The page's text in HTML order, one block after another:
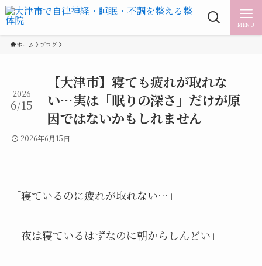
MENU
ホーム ブログ
【大津市】寝ても疲れが取れな
い…実は「眠りの深さ」だけが原
因ではないかもしれません
2026
6/15
2026年6月15日
「寝ているのに疲れが取れない…」
「夜は寝ているはずなのに朝からしんどい」